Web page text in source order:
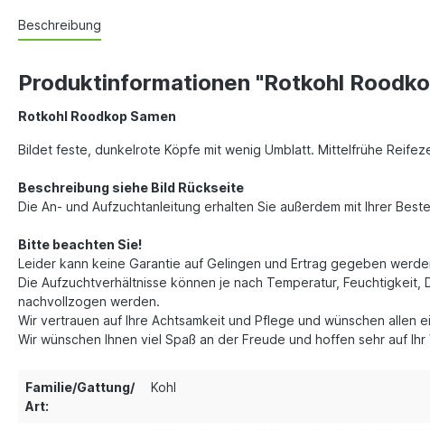
Beschreibung
Produktinformationen "Rotkohl
Rotkohl Roodkop Samen
Bildet feste, dunkelrote Köpfe mit wenig Umblatt. Mittelfrühe
Beschreibung siehe Bild Rückseite
Die An- und Aufzuchtanleitung erhalten Sie außerdem mit Ihrer
Bitte beachten Sie!
Leider kann keine Garantie auf Gelingen und Ertrag gegeben
Die Aufzuchtverhältnisse können je nach Temperatur,
nachvollzogen werden.
Wir vertrauen auf Ihre Achtsamkeit und Pflege und wünschen allen
Wir wünschen Ihnen viel Spaß an der Freude und hoffen sehr auf Ihr
Familie/Gattung/
Art:
Kohl